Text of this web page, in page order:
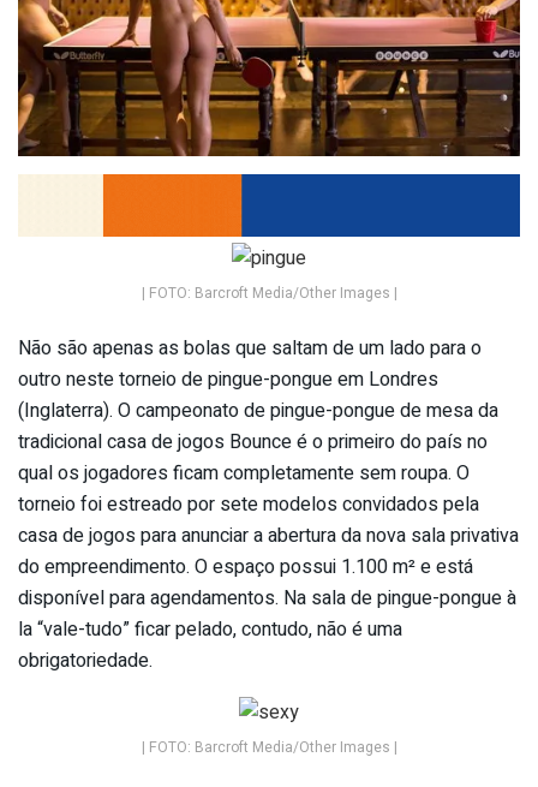
| FOTO: Barcroft Media/Other Images |
Não são apenas as bolas que saltam de um lado para o
outro neste torneio de pingue-pongue em Londres
(Inglaterra). O campeonato de pingue-pongue de mesa da
tradicional casa de jogos Bounce é o primeiro do país no
qual os jogadores ficam completamente sem roupa. O
torneio foi estreado por sete modelos convidados pela
casa de jogos para anunciar a abertura da nova sala privativa
do empreendimento. O espaço possui 1.100 m² e está
disponível para agendamentos. Na sala de pingue-pongue à
la “vale-tudo” ficar pelado, contudo, não é uma
obrigatoriedade.
| FOTO: Barcroft Media/Other Images |